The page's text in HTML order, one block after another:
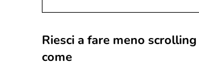
Riesci a fare meno
come